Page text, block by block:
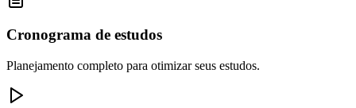
Cronograma de estudos
Planejamento completo para otimizar seus estudos.